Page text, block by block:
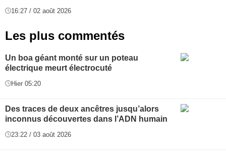
16:27 / 02 août 2026
Les plus commentés
Un boa géant monté sur un poteau
électrique meurt électrocuté
Hier 05:20
Des traces de deux ancêtres jusqu’alors
inconnus découvertes dans l’ADN humain
23:22 / 03 août 2026